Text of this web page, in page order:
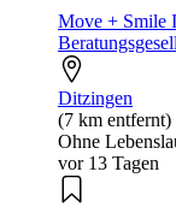
Move + Smile
Ditzingen
(7 km entfernt)
Ohne
vor 13 Tagen